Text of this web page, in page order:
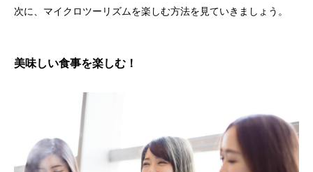
次に、マイクロツーリズムを楽しむ方法を見ていきましょう。
美味しい食事を楽しむ！